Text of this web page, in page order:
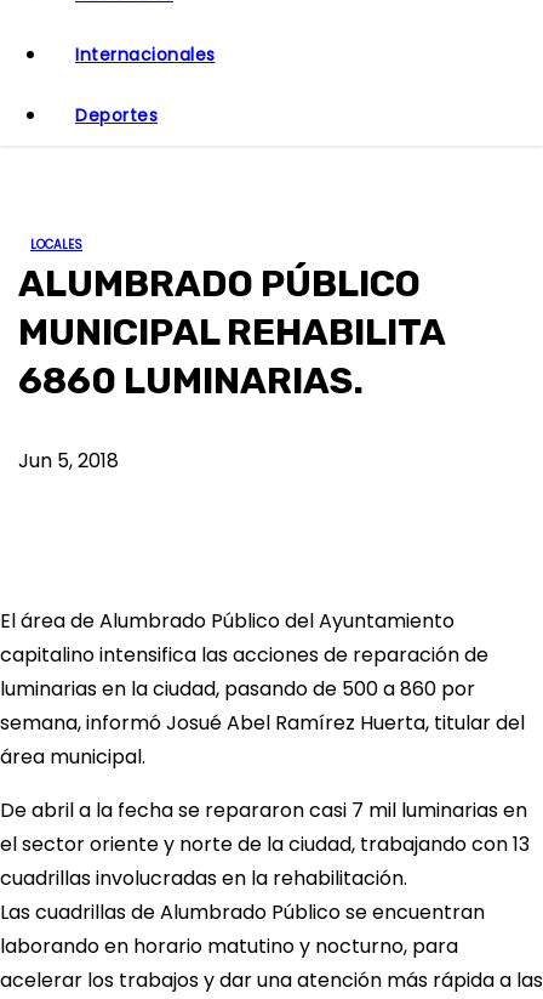
Internacionales
Deportes
LOCALES
ALUMBRADO PÚBLICO
MUNICIPAL REHABILITA
6860 LUMINARIAS.
Jun 5, 2018
El área de Alumbrado Público del Ayuntamiento
capitalino intensifica las acciones de reparación de
luminarias en la ciudad, pasando de 500 a 860 por
semana, informó Josué Abel Ramírez Huerta, titular del
área municipal.
De abril a la fecha se repararon casi 7 mil luminarias en
el sector oriente y norte de la ciudad, trabajando con 13
cuadrillas involucradas en la rehabilitación.
Las cuadrillas de Alumbrado Público se encuentran
laborando en horario matutino y nocturno, para
acelerar los trabajos y dar una atención más rápida a las